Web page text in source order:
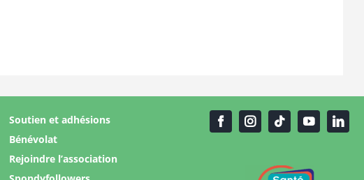
Soutien et adhésions
Bénévolat
Rejoindre l’association